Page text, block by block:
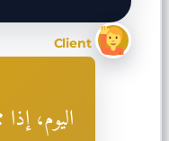
Client
اليوم،